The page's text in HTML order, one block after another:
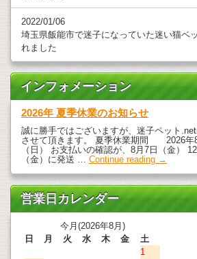
2022/01/06
埼玉県飯能市で迷子になっていた迷い猫ベ
れました
インフォメーション
2026年 夏季休業のお知らせ
誠に勝手ではございますが、迷子ペット
させて頂きます。 夏季休業期間 2026年8
（日） お支払いの確認が、8月7日（金）
（金）に発送 … Continue reading →
営業日カレンダー
今月(2026年8月)
日
月 火 水 木 金
土
1